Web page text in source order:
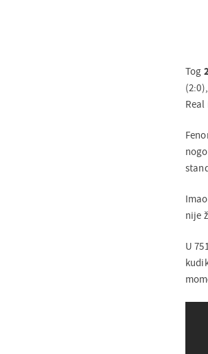
Tog
nije
U